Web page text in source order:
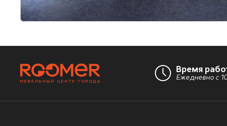
Время
Ежедневно с